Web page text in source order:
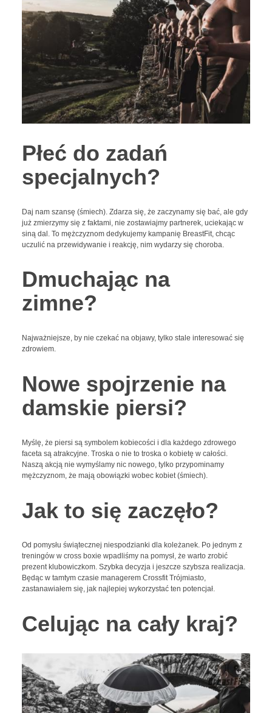
Płeć do zadań
specjalnych?
Daj nam szansę (śmiech). Zdarza się, że zaczynamy się bać, ale gdy
już zmierzymy się z faktami, nie zostawiajmy partnerek, uciekając w
siną dal. To mężczyznom dedykujemy kampanię BreastFit, chcąc
uczulić na przewidywanie i reakcję, nim wydarzy się choroba.
Dmuchając na
zimne?
Najważniejsze, by nie czekać na objawy, tylko stale interesować się
zdrowiem.
Nowe spojrzenie na
damskie piersi?
Myślę, że piersi są symbolem kobiecości i dla każdego zdrowego
faceta są atrakcyjne. Troska o nie to troska o kobietę w całości.
Naszą akcją nie wymyślamy nic nowego, tylko przypominamy
mężczyznom, że mają obowiązki wobec kobiet (śmiech).
Jak to się zaczęło?
Od pomysłu świątecznej niespodzianki dla koleżanek. Po jednym z
treningów w cross boxie wpadliśmy na pomysł, że warto zrobić
prezent klubowiczkom. Szybka decyzja i jeszcze szybsza realizacja.
Będąc w tamtym czasie managerem Crossfit Trójmiasto,
zastanawiałem się, jak najlepiej wykorzystać ten potencjał.
Celując na cały kraj?